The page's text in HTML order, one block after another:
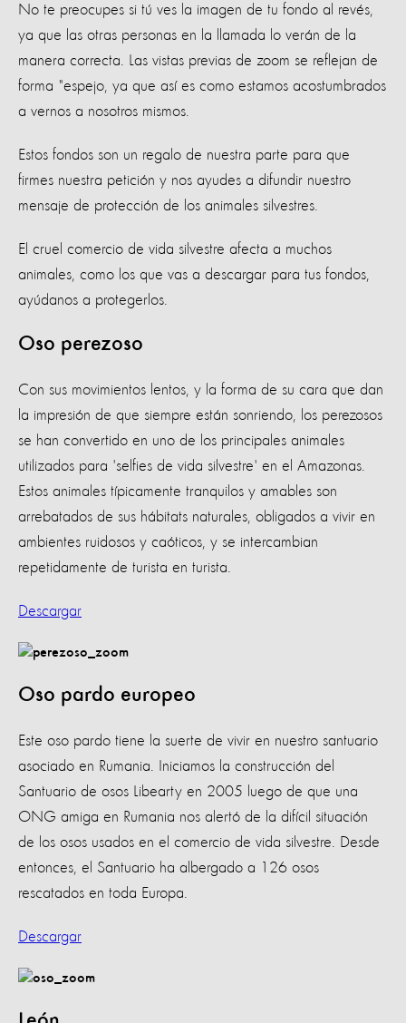
No te preocupes si tú ves la imagen de tu fondo al revés,
ya que las otras personas en la llamada lo verán de la
manera correcta. Las vistas previas de zoom se reflejan de
forma "espejo, ya que así es como estamos acostumbrados
a vernos a nosotros mismos.
Estos fondos son un regalo de nuestra parte para que
firmes nuestra petición y nos ayudes a difundir nuestro
mensaje de protección de los animales silvestres.
El cruel comercio de vida silvestre afecta a muchos
animales, como los que vas a descargar para tus fondos,
ayúdanos a protegerlos.
Oso perezoso
Con sus movimientos lentos, y la forma de su cara que dan
la impresión de que siempre están sonriendo, los perezosos
se han convertido en uno de los principales animales
utilizados para 'selfies de vida silvestre' en el Amazonas.
Estos animales típicamente tranquilos y amables son
arrebatados de sus hábitats naturales, obligados a vivir en
ambientes ruidosos y caóticos, y se intercambian
repetidamente de turista en turista.
Descargar
Oso pardo europeo
Este oso pardo tiene la suerte de vivir en nuestro santuario
asociado en Rumania. Iniciamos la construcción del
Santuario de osos Libearty en 2005 luego de que una
ONG amiga en Rumania nos alertó de la difícil situación
de los osos usados en el comercio de vida silvestre. Desde
entonces, el Santuario ha albergado a 126 osos
rescatados en toda Europa.
Descargar